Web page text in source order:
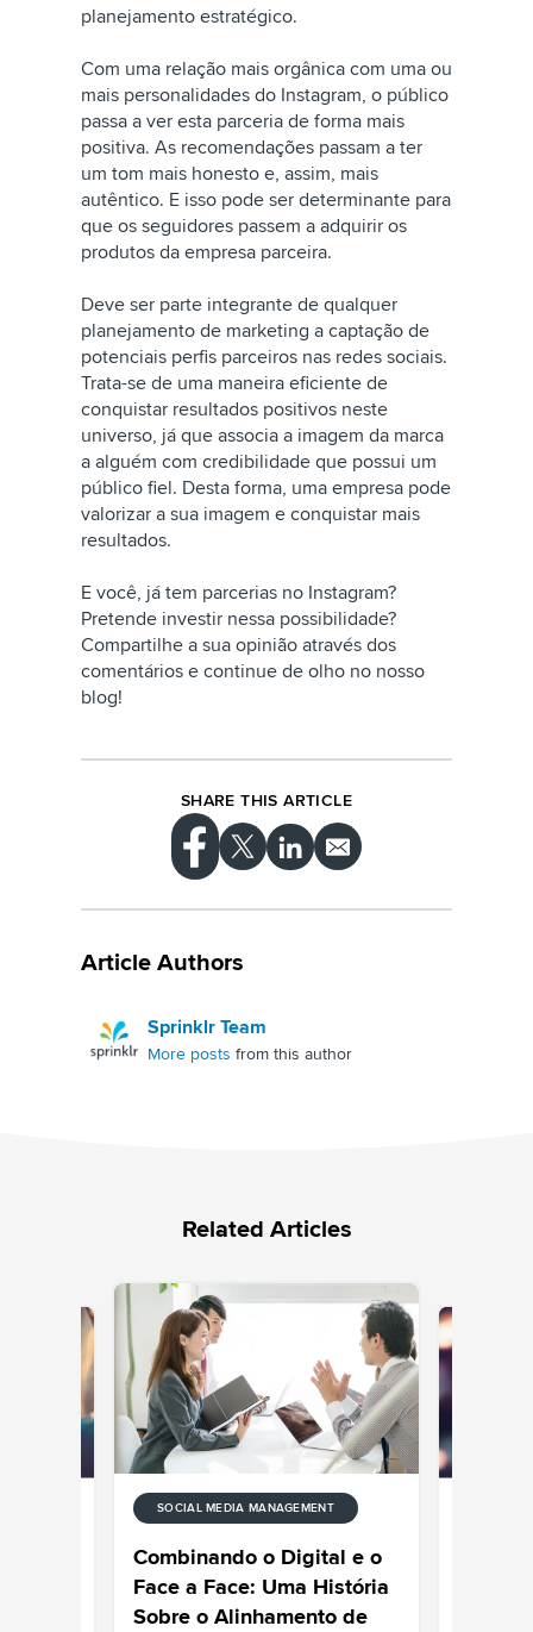
planejamento estratégico.
Com uma relação mais orgânica com uma ou
mais personalidades do Instagram, o público
passa a ver esta parceria de forma mais
positiva. As recomendações passam a ter
um tom mais honesto e, assim, mais
autêntico. E isso pode ser determinante para
que os seguidores passem a adquirir os
produtos da empresa parceira.
Deve ser parte integrante de qualquer
planejamento de marketing a captação de
potenciais perfis parceiros nas redes sociais.
Trata-se de uma maneira eficiente de
conquistar resultados positivos neste
universo, já que associa a imagem da marca
a alguém com credibilidade que possui um
público fiel. Desta forma, uma empresa pode
valorizar a sua imagem e conquistar mais
resultados.
E você, já tem parcerias no Instagram?
Pretende investir nessa possibilidade?
Compartilhe a sua opinião através dos
comentários e continue de olho no nosso
blog!
SHARE THIS ARTICLE
Article Authors
Sprinklr Team
More posts from this author
Related Articles
SOCIAL MEDIA MANAGEMENT
Combinando o Digital e o
Face a Face: Uma História
Sobre o Alinhamento de